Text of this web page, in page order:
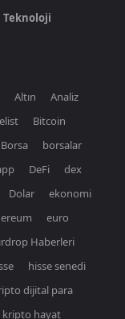
Teknoloji
Altın
Analiz
Bitcoin
Borsa
borsalar
DeFi
dex
Dolar
ekonomi
euro
Haberleri
hisse senedi
dijital para
kripto hayat